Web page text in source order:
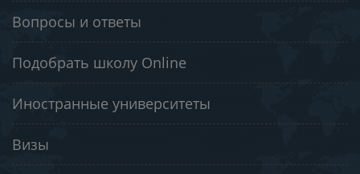
Вопросы и ответы
Подобрать школу Online
Иностранные университеты
Визы